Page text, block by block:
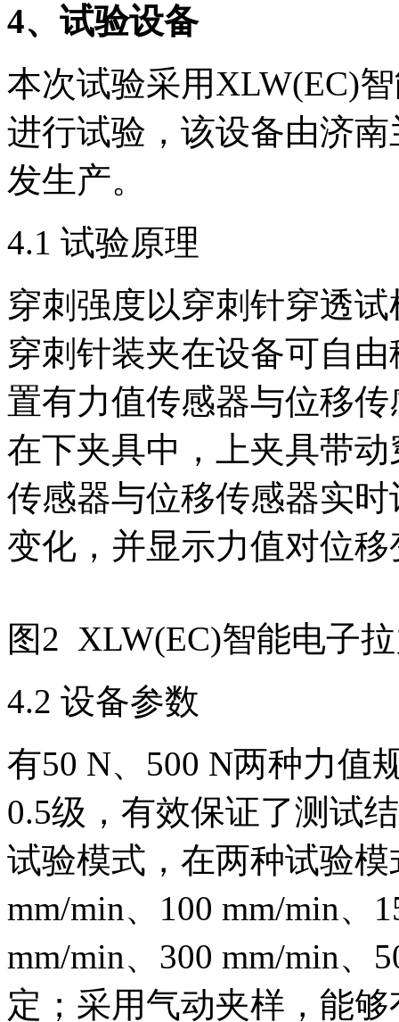
4、试验设备
本次试验采用XLW(EC)
进行试验，该设备由济
发生产。
4.1 试验原理
穿刺强度以穿刺针穿透
穿刺针装夹在设备可自
置有力值传感器与位移
在下夹具中，上夹具带
传感器与位移传感器实
变化，并显示力值对位
图2 XLW(EC)智能电子
4.2 设备参数
有50 N、500 N两种力值
0.5级，有效保证了测试
试验模式，在两种试验
mm/min、100 mm/min、
mm/min、300 mm/min、
定；采用气动夹样，能